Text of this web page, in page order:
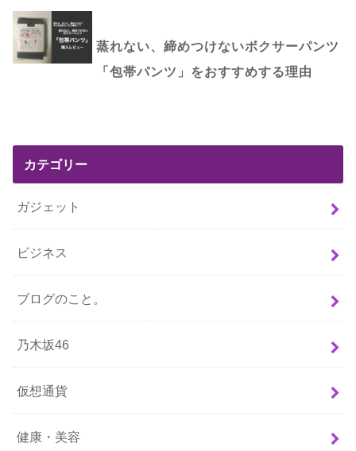
蒸れない、締めつけないボクサーパンツ
「包帯パンツ」をおすすめする理由
カテゴリー
ガジェット
ビジネス
ブログのこと。
乃木坂46
仮想通貨
健康・美容